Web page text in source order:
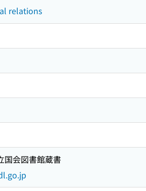
relations
国会図書館蔵書